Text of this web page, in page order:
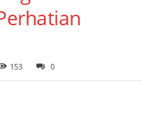
153 0